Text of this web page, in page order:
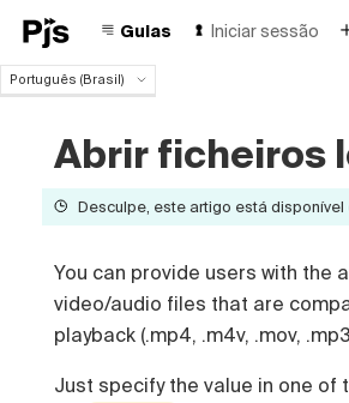
Guias Iniciar sessão
Português (Brasil)
Español
Deutsch
Français
Čeština
Abrir ficheiros
Desculpe, este artigo está disponível
You can provide users with the
video/audio files that are
playback (.mp4, .m4v, .mov,
Just specify the value in one of